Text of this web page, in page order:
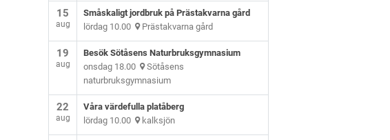
15
aug
Småskaligt jordbruk på Prästakvarna gård
lördag 10.00 Prästakvarna gård
19
aug
Besök Sötåsens Naturbruksgymnasium
onsdag 18.00 Sötåsens
naturbruksgymnasium
22
aug
Våra värdefulla platåberg
lördag 10.00 kalksjön